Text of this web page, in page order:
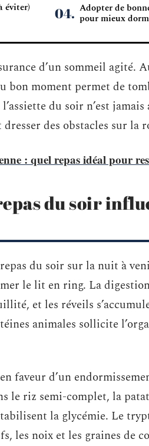
éviter)
Adopter de
pour mieux
d’un sommeil agité.
bon moment permet de
du soir n’est
des obstacles sur la
: quel repas idéal pour
du soir
du soir sur la nuit à
le lit en ring. La digestion
et les réveils
animales sollicite
faveur d’un
le riz semi-complet, la
la glycémie. Le
les noix et les graines de